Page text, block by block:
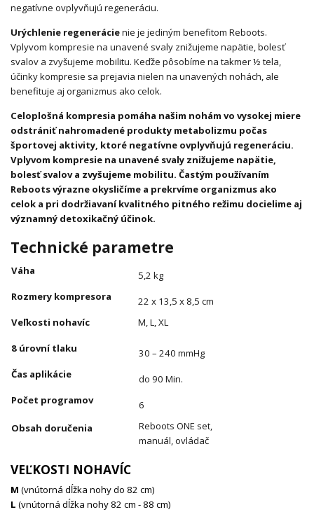
negatívne ovplyvňujú regeneráciu.
Urýchlenie regenerácienie je jediným benefitom Reboots.
Vplyvom kompresie na unavené svaly znižujeme napätie, bolesť
svalov a zvyšujeme mobilitu. Keďže pôsobíme na takmer ½ tela,
účinky kompresie sa prejavia nielen na unavených nohách, ale
benefituje aj organizmus ako celok.
Celoplošná kompresia pomáha našim nohám vo vysokej miere
odstrániť nahromadené produkty metabolizmu počas
športovej aktivity, ktoré negatívne ovplyvňujú regeneráciu.
Vplyvom kompresie na unavené svaly znižujeme napätie,
bolesť svalov a zvyšujeme mobilitu. Častým používaním
Reboots výrazne okysličíme a prekrvíme organizmus ako
celok a pri dodržiavaní kvalitného pitného režimu docielime aj
významný detoxikačný účinok.
Technické parametre
Váha
5,2 kg
Rozmery kompresora
22 x 13,5 x 8,5 cm
Veľkosti nohavíc
M, L,XL
8 úrovní tlaku
30 – 240 mmHg
Čas aplikácie
do 90 Min.
Počet programov
6
Obsah doručenia
Reboots ONE set,
manuál, ovládač
VEĽKOSTI NOHAVÍC
M (vnútorná dĺžka nohy do 82 cm)
L (vnútorná dĺžka nohy 82 cm - 88 cm)